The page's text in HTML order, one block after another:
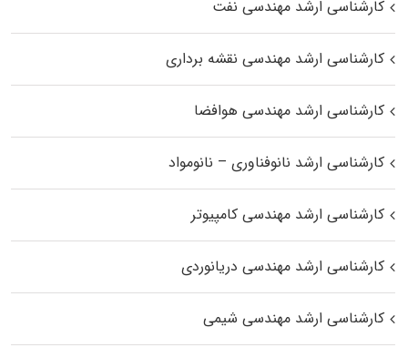
کارشناسی ارشد مهندسی نفت
کارشناسی ارشد مهندسی نقشه برداری
کارشناسی ارشد مهندسی هوافضا
کارشناسی ارشد نانوفناوری – نانومواد
کارشناسی ارشد مهندسی کامپیوتر
کارشناسی ارشد مهندسی دریانوردی
کارشناسی ارشد مهندسی شیمی